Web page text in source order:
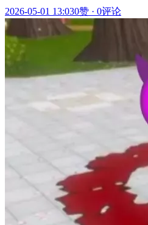
2026-05-01 13:030赞 · 0评论